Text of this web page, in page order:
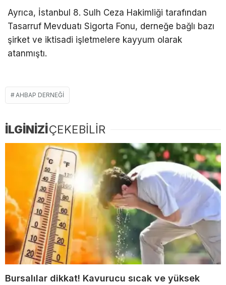
Ayrıca, İstanbul 8. Sulh Ceza Hakimliği tarafından
Tasarruf Mevduatı Sigorta Fonu, derneğe bağlı bazı
şirket ve iktisadi işletmelere kayyum olarak
atanmıştı.
AHBAP DERNEĞI
İLGİNİZİÇEKEBİLİR
Bursalılar dikkat! Kavurucu sıcak ve yüksek